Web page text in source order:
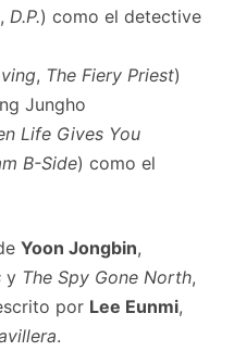
, D.P.) como el detective
, The Fiery Priest)
Jungho
Life Gives You
B-Side) como el
Yoon Jongbin,
y The Spy Gone North,
por Lee Eunmi,
.